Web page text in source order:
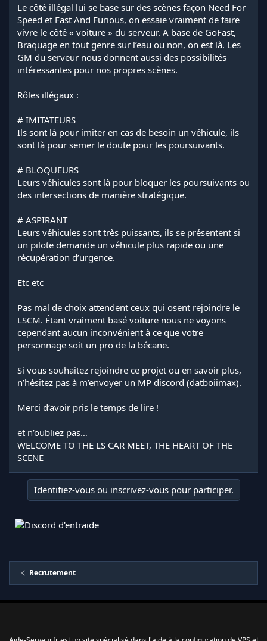
Le côté illégal lui se base sur des scènes façon Need For
Speed et Fast And Furious, on essaie vraiment de faire
vivre le côté « voiture » du serveur. A base de GoFast,
Braquage en tout genre sur l’eau ou non, on est là. Les
GM du serveur nous donnent aussi des possibilités
intéressantes pour nos propres scènes.
Rôles illégaux :
# IMITATEURS
Ils sont là pour imiter en cas de besoin un véhicule, ils
sont là pour semer le doute pour les poursuivants.
# BLOQUEURS
Leurs véhicules sont là pour bloquer les poursuivants ou
des intersections de manière stratégique.
# ASPIRANT
Leurs véhicules sont très puissants, ils se présentent si
un pilote demande un véhicule plus rapide ou une
récupération d’urgence.
Etc etc
Pas mal de choix attendent ceux qui osent rejoindre le
LSCM. Étant vraiment basé voiture nous ne voyons
cependant aucun inconvénient à ce que votre
personnage soit un pro de la bécane.
Si vous souhaitez rejoindre ce projet ou en savoir plus,
n’hésitez pas à m’envoyer un MP discord (datboiimax).
Merci d’avoir pris le temps de lire !
et n’oubliez pas…
WELCOME TO THE LS CAR MEET, THE HEART OF THE
SCENE
Identifiez-vous ou inscrivez-vous pour participer.
Recrutement